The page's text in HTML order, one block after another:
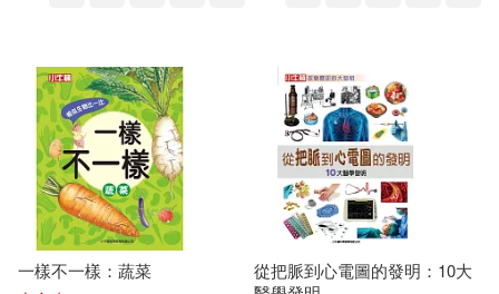
一樣不一樣：蔬菜
從把脈到心電圖的發明：10大